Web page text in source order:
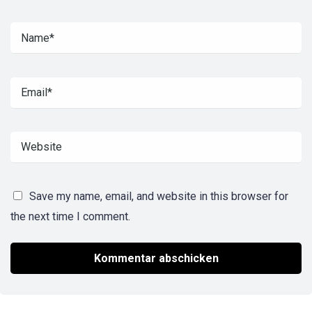
Save my name, email, and website in this browser for
the next time I comment.